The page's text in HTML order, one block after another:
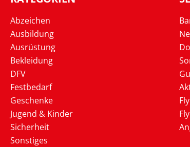
Abzeichen
Ausbildung
Ausrüstung
Bekleidung
DFV
Festbedarf
Geschenke
Jugend & Kinder
Sicherheit
Sonstiges